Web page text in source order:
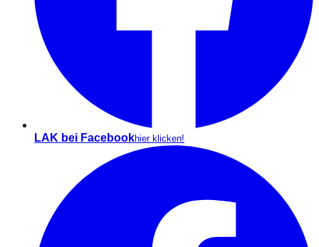
LAK bei Facebookhier klicken!